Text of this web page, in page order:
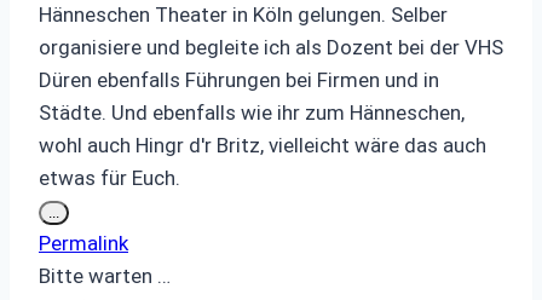
Hänneschen Theater in Köln gelungen. Selber
organisiere und begleite ich als Dozent bei der VHS
Düren ebenfalls Führungen bei Firmen und in
Städte. Und ebenfalls wie ihr zum Hänneschen,
wohl auch Hingr d'r Britz, vielleicht wäre das auch
etwas für Euch.
... Diese
Metabox
ein-/ausblenden.
Permalink
Bitte warten …